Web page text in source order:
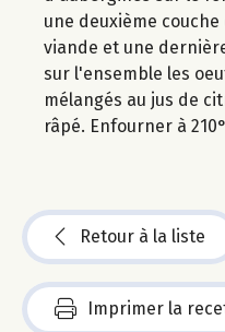
une deuxième
viande et une
sur l'ensemble les
mélangés au jus de
râpé. Enfourner à
Retour à la liste
Imprimer la